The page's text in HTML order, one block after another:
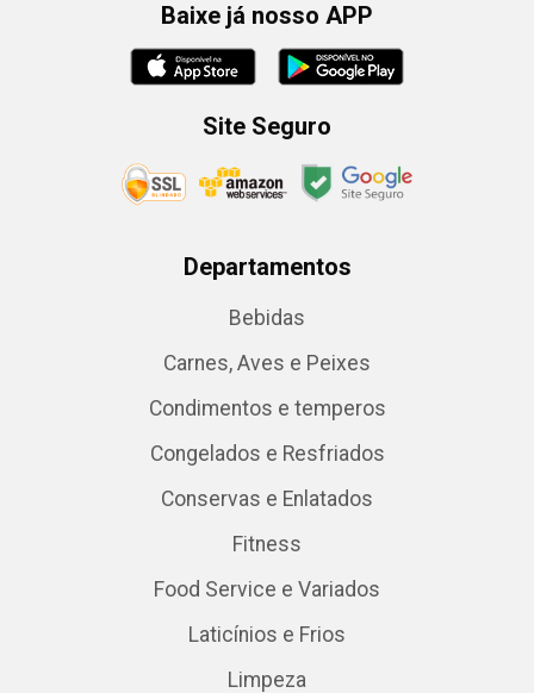
Baixe já nosso APP
Site Seguro
Departamentos
Bebidas
Carnes, Aves e Peixes
Condimentos e temperos
Congelados e Resfriados
Conservas e Enlatados
Fitness
Food Service e Variados
Laticínios e Frios
Limpeza